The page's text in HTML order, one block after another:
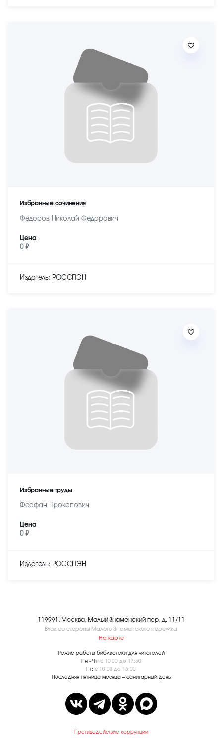
Избранные сочинения
Федоров Николай Федорович
Цена
0 ₽
Издатель: РОССПЭН
Избранные труды
Феофан Прокопович
Цена
0 ₽
Издатель: РОССПЭН
119991, Москва, Малый Знаменский пер, д. 11/11
Вход со стороны Малого Знаменского переулка
На карте
Режим работы библиотеки для читателей
Пн - Чт: с 10:00 до 17:30
Пт: с 10:00 до 15:00
Последняя пятница месяца – санитарный день
Противодействие коррупции